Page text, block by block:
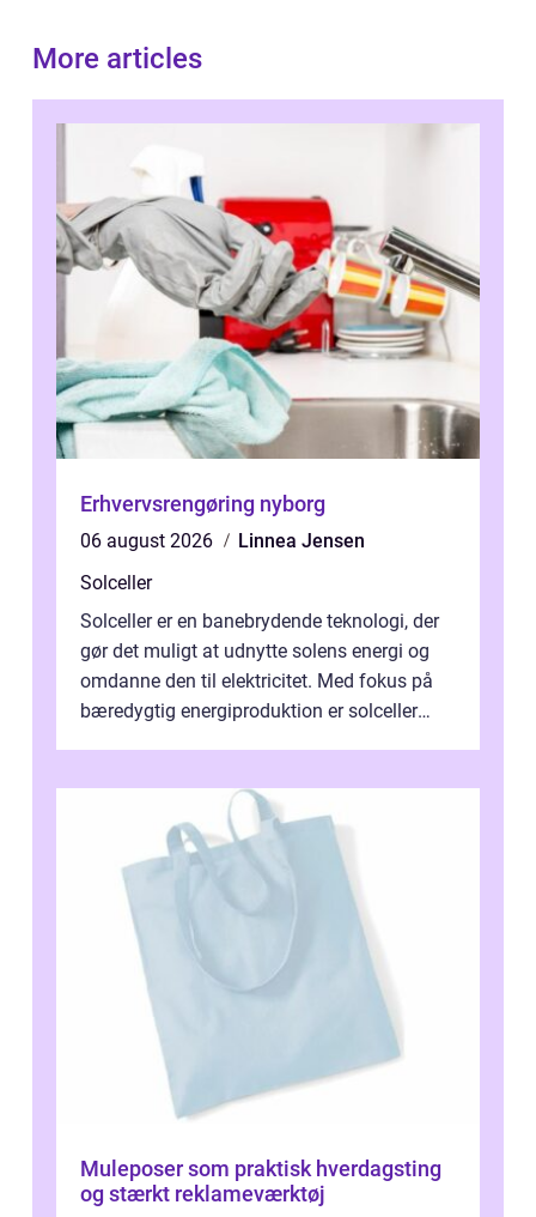
More articles
Erhvervsrengøring nyborg
06 august 2026
Linnea Jensen
Solceller
Solceller er en banebrydende teknologi, der
gør det muligt at udnytte solens energi og
omdanne den til elektricitet. Med fokus på
bæredygtig energiproduktion er solceller
Muleposer som praktisk hverdagsting
og stærkt reklameværktøj